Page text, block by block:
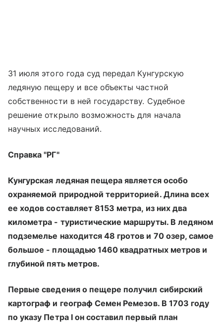
31 июля этого года суд передал Кунгурскую
ледяную пещеру и все объекты частной
собственности в ней государству. Судебное
решение открыло возможность для начала
научных исследований.
Справка "РГ"
Кунгурская ледяная пещера является особо
охраняемой природной территорией. Длина всех
ее ходов составляет 8153 метра, из них два
километра - туристические маршруты. В ледяном
подземелье находится 48 гротов и 70 озер, самое
большое - площадью 1460 квадратных метров и
глубиной пять метров.
Первые сведения о пещере получил сибирский
картограф и географ Семен Ремезов. В 1703 году
по указу Петра I он составил первый план